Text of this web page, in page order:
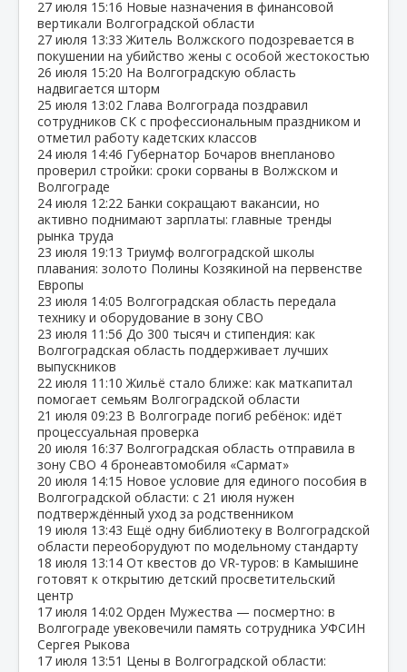
27 июля 15:16 Новые назначения в финансовой
вертикали Волгоградской области
27 июля 13:33 Житель Волжского подозревается в
покушении на убийство жены с особой жестокостью
26 июля 15:20 На Волгоградскую область
надвигается шторм
25 июля 13:02 Глава Волгограда поздравил
сотрудников СК с профессиональным праздником и
отметил работу кадетских классов
24 июля 14:46 Губернатор Бочаров внепланово
проверил стройки: сроки сорваны в Волжском и
Волгограде
24 июля 12:22 Банки сокращают вакансии, но
активно поднимают зарплаты: главные тренды
рынка труда
23 июля 19:13 Триумф волгоградской школы
плавания: золото Полины Козякиной на первенстве
Европы
23 июля 14:05 Волгоградская область передала
технику и оборудование в зону СВО
23 июля 11:56 До 300 тысяч и стипендия: как
Волгоградская область поддерживает лучших
выпускников
22 июля 11:10 Жильё стало ближе: как маткапитал
помогает семьям Волгоградской области
21 июля 09:23 В Волгограде погиб ребёнок: идёт
процессуальная проверка
20 июля 16:37 Волгоградская область отправила в
зону СВО 4 бронеавтомобиля «Сармат»
20 июля 14:15 Новое условие для единого пособия в
Волгоградской области: с 21 июля нужен
подтверждённый уход за родственником
19 июля 13:43 Ещё одну библиотеку в Волгоградской
области переоборудуют по модельному стандарту
18 июля 13:14 От квестов до VR‑туров: в Камышине
готовят к открытию детский просветительский
центр
17 июля 14:02 Орден Мужества — посмертно: в
Волгограде увековечили память сотрудника УФСИН
Сергея Рыкова
17 июля 13:51 Цены в Волгоградской области: